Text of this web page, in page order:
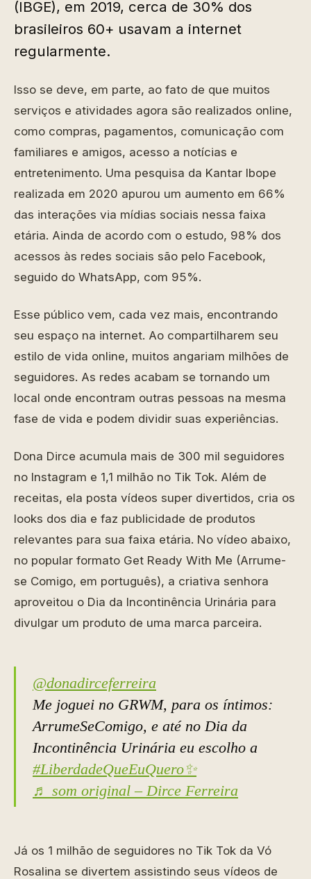
(IBGE), em 2019, cerca de 30% dos
brasileiros 60+ usavam a internet
regularmente.
Isso se deve, em parte, ao fato de que muitos
serviços e atividades agora são realizados online,
como compras, pagamentos, comunicação com
familiares e amigos, acesso a notícias e
entretenimento. Uma pesquisa da Kantar Ibope
realizada em 2020 apurou um aumento em 66%
das interações via mídias sociais nessa faixa
etária. Ainda de acordo com o estudo, 98% dos
acessos às redes sociais são pelo Facebook,
seguido do WhatsApp, com 95%.
Esse público vem, cada vez mais, encontrando
seu espaço na internet. Ao compartilharem seu
estilo de vida online, muitos angariam milhões de
seguidores. As redes acabam se tornando um
local onde encontram outras pessoas na mesma
fase de vida e podem dividir suas experiências.
Dona Dirce acumula mais de 300 mil seguidores
no Instagram e 1,1 milhão no Tik Tok. Além de
receitas, ela posta vídeos super divertidos, cria os
looks dos dia e faz publicidade de produtos
relevantes para sua faixa etária. No vídeo abaixo,
no popular formato Get Ready With Me (Arrume-
se Comigo, em português), a criativa senhora
aproveitou o Dia da Incontinência Urinária para
divulgar um produto de uma marca parceira.
@donadirceferreira
Me joguei no GRWM, para os íntimos:
ArrumeSeComigo, e até no Dia da
Incontinência Urinária eu escolho a
#LiberdadeQueEuQuero✨
♬ som original – Dirce Ferreira
Já os 1 milhão de seguidores no Tik Tok da Vó
Rosalina se divertem assistindo seus vídeos de